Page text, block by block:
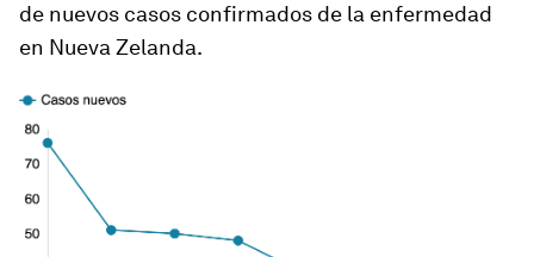
de nuevos casos confirmados de la enfermedad
en Nueva Zelanda.